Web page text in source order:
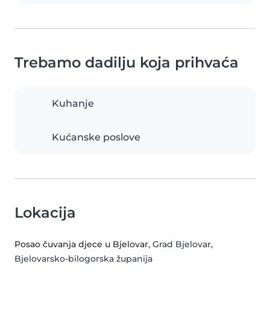
Trebamo dadilju koja prihvaća
Kuhanje
Kućanske poslove
Lokacija
Posao čuvanja djece u Bjelovar, Grad Bjelovar,
Bjelovarsko-bilogorska županija